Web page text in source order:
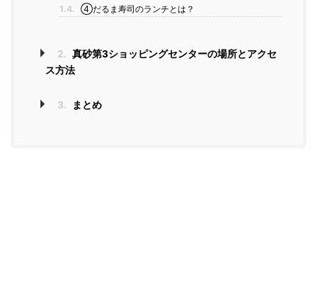
1.4. ④だるま寿司のランチとは？
2. 真砂第3ショッピングセンターの場所とアクセ
ス方法
3. まとめ